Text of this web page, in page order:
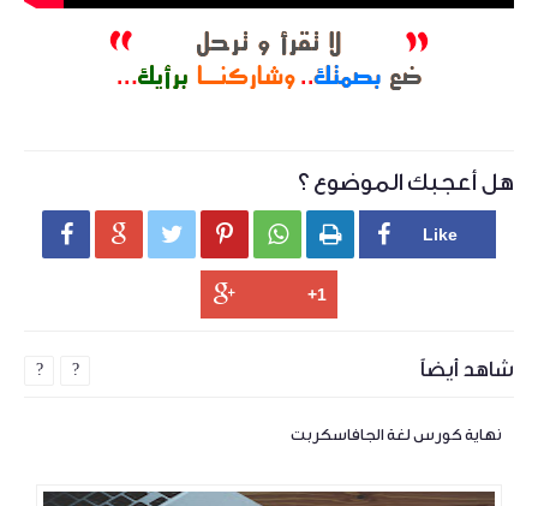
هل أعجبك الموضوع ؟
     
شاهد أيضاً
نهاية كورس لغة الجافاسكربت
? ?